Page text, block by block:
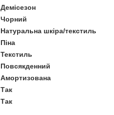
Демісезон
Чорний
Натуральна шкіра/текстиль
Піна
Текстиль
Повсякденний
Амортизована
Так
Так